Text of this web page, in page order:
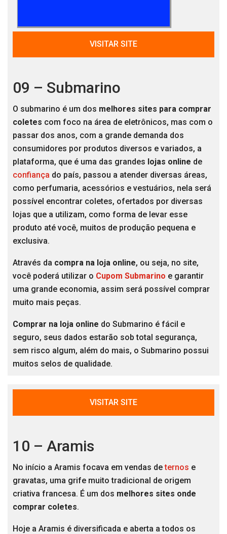
VISITAR SITE
09 – Submarino
O submarino é um dos melhores sites para comprar
coletes com foco na área de eletrônicos, mas com o
passar dos anos, com a grande demanda dos
consumidores por produtos diversos e variados, a
plataforma, que é uma das grandes lojas online de
confiança do país, passou a atender diversas áreas,
como perfumaria, acessórios e vestuários, nela será
possível encontrar coletes, ofertados por diversas
lojas que a utilizam, como forma de levar esse
produto até você, muitos de produção pequena e
exclusiva.
Através da compra na loja online, ou seja, no site,
você poderá utilizar o Cupom Submarino e garantir
uma grande economia, assim será possível comprar
muito mais peças.
Comprar na loja online do Submarino é fácil e
seguro, seus dados estarão sob total segurança,
sem risco algum, além do mais, o Submarino possui
muitos selos de qualidade.
VISITAR SITE
10 – Aramis
No início a Aramis focava em vendas deternos e
gravatas, uma grife muito tradicional de origem
criativa francesa. É um dos melhores sites onde
comprar coletes.
Hoje a Aramis é diversificada e aberta a todos os